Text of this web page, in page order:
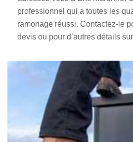
professionnel qui a toutes les
ramonage réussi. Contactez-le
devis ou pour d’autres détails